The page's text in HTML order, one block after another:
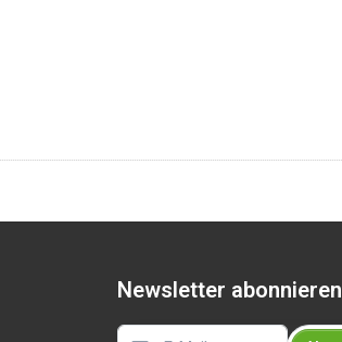
Newsletter abonnieren